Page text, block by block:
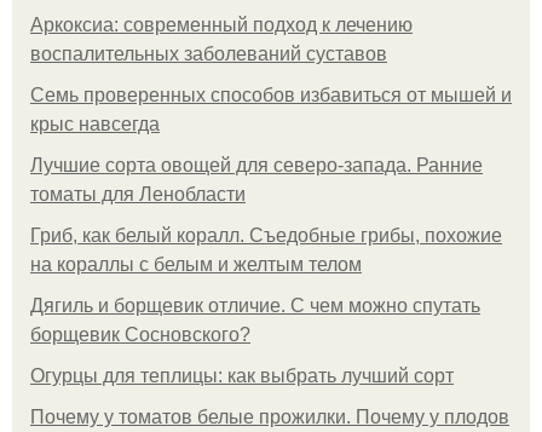
Аркоксиа: современный подход к лечению
воспалительных заболеваний суставов
Семь проверенных способов избавиться от мышей и
крыс навсегда
Лучшие сорта овощей для северо-запада. Ранние
томаты для Ленобласти
Гриб, как белый коралл. Съедобные грибы, похожие
на кораллы с белым и желтым телом
Дягиль и борщевик отличие. С чем можно спутать
борщевик Сосновского?
Огурцы для теплицы: как выбрать лучший сорт
Почему у томатов белые прожилки. Почему у плодов